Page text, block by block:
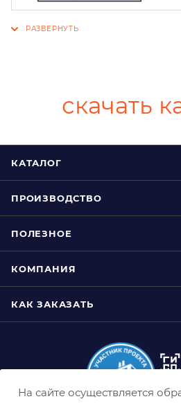
скачать
КАТАЛОГ
ПРОИЗВОДСТВО
ПОЛЕЗНОЕ
КОМПАНИЯ
КАК ЗАКАЗАТЬ
На сайте осуществляется